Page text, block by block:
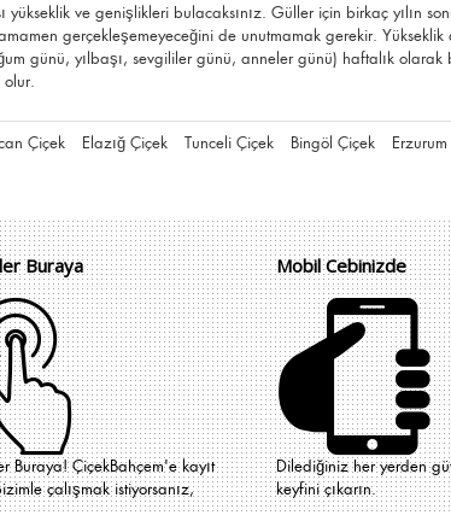
ve genişlikleri bulacaksınız. Güller için birkaç yılın
gerçekleşemeyeceğini de unutmamak gerekir.
günü, yılbaşı, sevgililer günü, anneler günü) haftalık
olur.
Çiçek Elazığ Çiçek Tunceli Çiçek Bingöl Çiçek
Buraya
Buraya! ÇiçekBahçem'e kayıt
çalışmak istiyorsanız,
Mobil Cebinizde
Dilediğiniz her yerden
keyfini çıkarın.